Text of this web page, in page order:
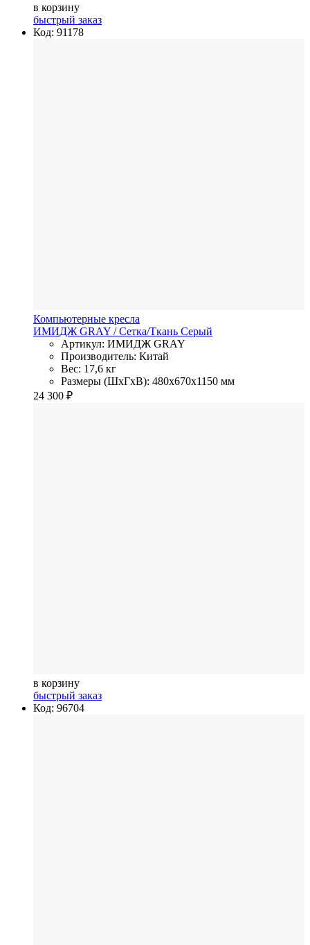
в корзину
быстрый заказ
Код: 91178
Компьютерные кресла
ИМИДЖ GRAY / Сетка/Ткань Серый
Артикул: ИМИДЖ GRAY
Производитель: Китай
Вес: 17,6 кг
Размеры (ШхГхВ): 480x670x1150 мм
24 300 ₽
в корзину
быстрый заказ
Код: 96704